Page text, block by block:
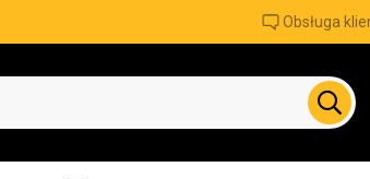
Obsługa